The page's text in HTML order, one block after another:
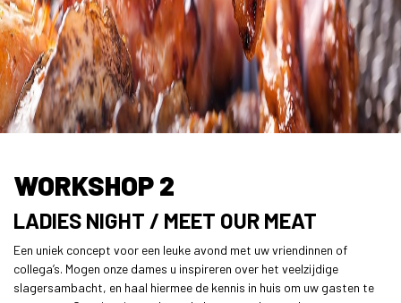
WORKSHOP 2
LADIES NIGHT / MEET OUR MEAT
Een uniek concept voor een leuke avond met uw vriendinnen of
collega’s. Mogen onze dames u inspireren over het veelzijdige
slagersambacht, en haal hiermee de kennis in huis om uw gasten te